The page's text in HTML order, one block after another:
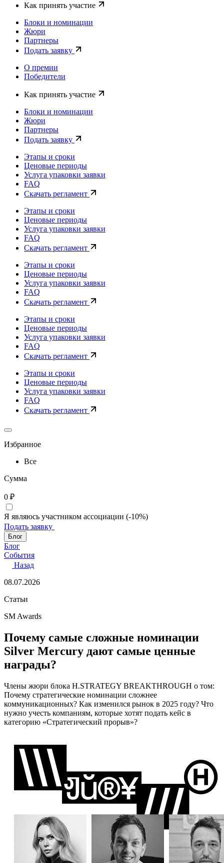
Как принять участие
Блоки и номинации
Жюри
Партнеры
Подать заявку
О премии
Победители
Как принять участие
Блоки и номинации
Жюри
Партнеры
Подать заявку
Этапы и сроки
Ценовые периоды
Услуга упаковки заявки
FAQ
Скачать регламент
Этапы и сроки
Ценовые периоды
Услуга упаковки заявки
FAQ
Скачать регламент
Этапы и сроки
Ценовые периоды
Услуга упаковки заявки
FAQ
Скачать регламент
Этапы и сроки
Ценовые периоды
Услуга упаковки заявки
FAQ
Скачать регламент
Этапы и сроки
Ценовые периоды
Услуга упаковки заявки
FAQ
Скачать регламент
Избранное
Все
Сумма
0 ₽
Я являюсь участником ассоциации (-10%)
Подать заявку
Блог
Блог
События
Назад
08.07.2026
Статьи
SM Awards
Почему самые сложные номинации
Silver Mercury дают самые ценные
награды?
Члены жюри блока H.STRATEGY BREAKTHROUGH о том:
Почему стратегические номинации сложнее
коммуникационных? Как изменился рынок в 2025 году? Что
нужно учесть компаниям, которые хотят подать кейс в
категорию «Стратегический прорыв»?